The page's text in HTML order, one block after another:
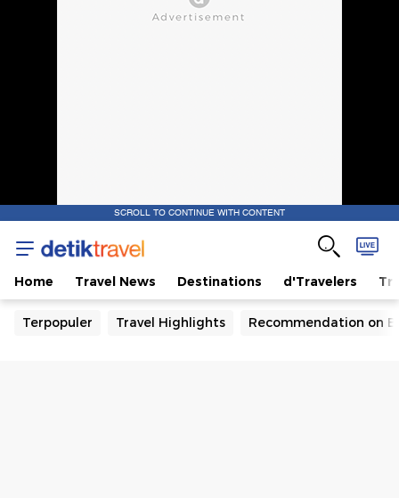
SCROLL TO CONTINUE WITH CONTENT
Home Travel News Destinations d'Travelers
Terpopuler Travel Highlights Recommendation on